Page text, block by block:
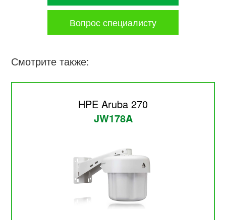
Вопрос специалисту
Смотрите также:
HPE Aruba 270
JW178A